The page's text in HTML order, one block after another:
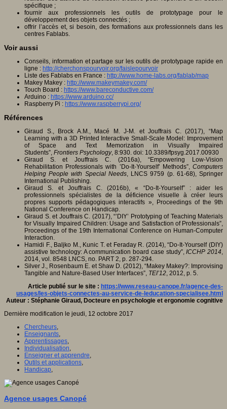
spécifique ;
fournir aux professionnels les outils de prototypage pour le
développement des objets connectés ;
offrir l’accès et, si besoin, des formations aux professionnels dans les
centres Fablabs.
Voir aussi
Conseils, information et partage sur les outils de prototypage rapide en
ligne : http://cherchonspourvoir.org/faislepourvoir
Liste des Fablabs en France : http://www.home-labs.org/fablab/map
Makey Makey : http://www.makeymakey.com/
Touch Board : https://www.bareconductive.com/
Arduino : https://www.arduino.cc/
Raspberry Pi : https://www.raspberrypi.org/
Références
Giraud S., Brock A.M., Macé M. J-M. et Jouffrais C. (2017), “Map
Learning with a 3D Printed Interactive Small-Scale Model: Improvement
of Space and Text Memorization in Visually Impaired
Students”, Frontiers Psychology, 8:930. doi: 10.3389/fpsyg.2017.00930
Giraud S. et Jouffrais C. (2016a), “Empowering Low-Vision
Rehabilitation Professionals with ’Do-It-Yourself’ Methods”, Computers
Helping People with Special Needs, LNCS 9759 (p. 61-68), Springer
International Publishing.
Giraud S. et Jouffrais C. (2016b), « “Do-It-Yourself” : aider les
professionnels spécialistes de la déficience visuelle à créer leurs
propres supports pédagogiques interactifs », Proceedings of the 9th
National Conference on Handicap.
Giraud S. et Jouffrais C. (2017), “’DIY’ Prototyping of Teaching Materials
for Visually Impaired Children: Usage and Satisfaction of Professionals”,
Proceedings of the 19th International Conference on Human-Computer
Interaction.
Hamidi F., Baljko M., Kunic T. et Feraday R. (2014), “Do-It-Yourself (DIY)
assistive technology: A communication board case study”,ICCHP 2014,
2014, vol. 8548 LNCS, no. PART 2, p. 287-294.
Silver J., Rosenbaum E. et Shaw D. (2012), “Makey Makey?: Improvising
Tangible and Nature-Based User Interfaces”, TEI’12, 2012, p. 5.
Article publié sur le site : https://www.reseau-canope.fr/agence-des-
usages/les-objets-connectes-au-service-de-leducation-specialisee.html
Auteur : Stéphanie Giraud, Docteure en psychologie et ergonomie cognitive
Dernière modification le jeudi, 12 octobre 2017
Chercheurs,
Enseignants,
Apprentissages,
Individualisation,
Enseigner et apprendre,
Outils et applications,
Handicap,
Agence usages Canopé